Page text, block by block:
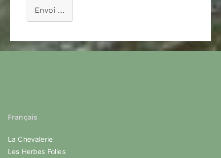
Envoi …
Français
La Chevalerie
Les Herbes Folles